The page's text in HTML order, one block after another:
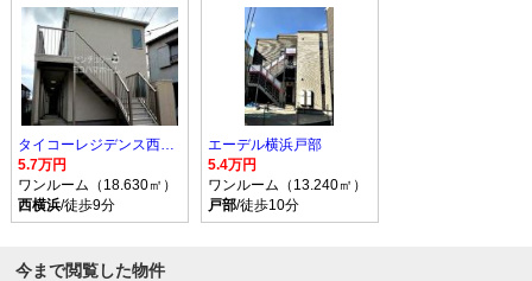
タイコーレジデンス西横浜
5.7万円
ワンルーム（18.630㎡）
西横浜/徒歩9分
エーデル横浜戸部
5.4万円
ワンルーム（13.240㎡）
戸部/徒歩10分
今まで閲覧した物件